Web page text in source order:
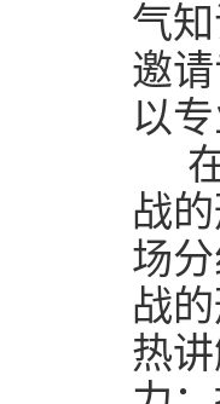
气
邀
以
战
场
战
热